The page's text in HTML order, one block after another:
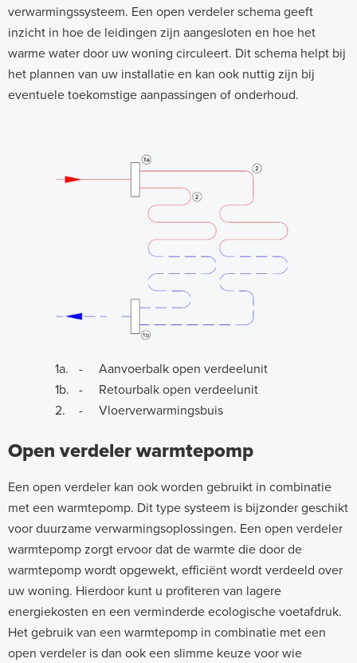
verwarmingssysteem. Een open verdeler schema geeft
inzicht in hoe de leidingen zijn aangesloten en hoe het
warme water door uw woning circuleert. Dit schema helpt bij
het plannen van uw installatie en kan ook nuttig zijn bij
eventuele toekomstige aanpassingen of onderhoud.
1a.
- Aanvoerbalk open verdeelunit
1b.
- Retourbalk open verdeelunit
2.
- Vloerverwarmingsbuis
Open verdeler warmtepomp
Een open verdeler kan ook worden gebruikt in combinatie
met een warmtepomp. Dit type systeem is bijzonder geschikt
voor duurzame verwarmingsoplossingen. Een open verdeler
warmtepomp zorgt ervoor dat de warmte die door de
warmtepomp wordt opgewekt, efficiënt wordt verdeeld over
uw woning. Hierdoor kunt u profiteren van lagere
energiekosten en een verminderde ecologische voetafdruk.
Het gebruik van een warmtepomp in combinatie met een
open verdeler is dan ook een slimme keuze voor wie